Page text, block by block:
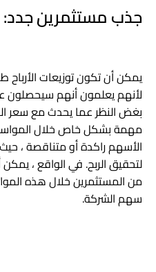
جذب مستثمرين جدد:
يمكن أن تكون توزيعات
لأنهم يعلمون أنهم سيحصلون
بغض النظر عما يحدث مع سعر
مهمة بشكل خاص خلال
الأسهم راكدة أو متناقصة ،
لتحقيق الربح. في الواقع ، يمكن
من المستثمرين خلال هذه
سهم الشركة.